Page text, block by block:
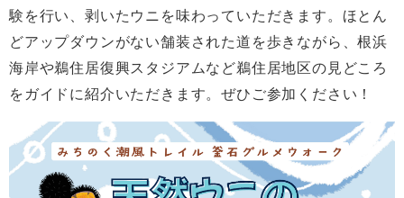
験を行い、剥いたウニを味わっていただきます。ほとん
どアップダウンがない舗装された道を歩きながら、根浜
海岸や鵜住居復興スタジアムなど鵜住居地区の見どころ
をガイドに紹介いただきます。ぜひご参加ください！